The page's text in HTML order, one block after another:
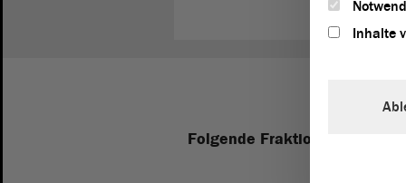
Folgende Fraktionen sind im
Inhalte